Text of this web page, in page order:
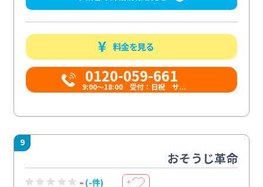
料金を見る
0120-059-661
9:00〜18:00 受付：日祝 サ...
9
おそうじ革命
- (-件) ＋